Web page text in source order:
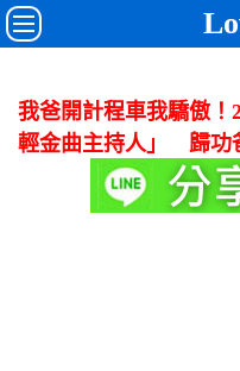
我爸開計程車我驕傲
輕金曲主持人」 歸功